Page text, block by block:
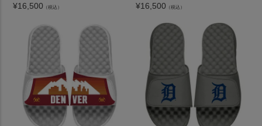
¥16,500 （税込）
¥16,500 （税込）